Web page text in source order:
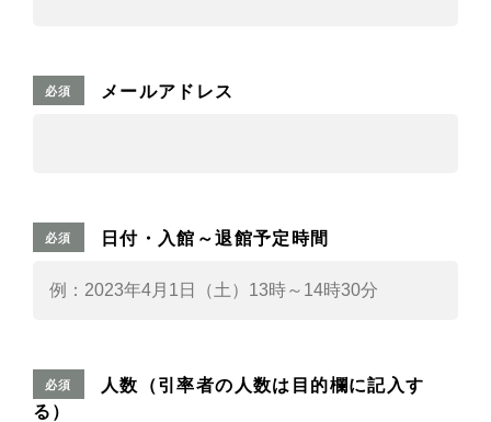
必須 メールアドレス
必須 日付・入館～退館予定時間
必須
人数（引率者の人数は目的欄に記入す
る）